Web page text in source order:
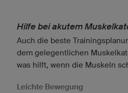
Hilfe bei akutem
Auch die beste
dem gelegentlichen
was hilft, wenn die Muskeln
Leichte Bewegung